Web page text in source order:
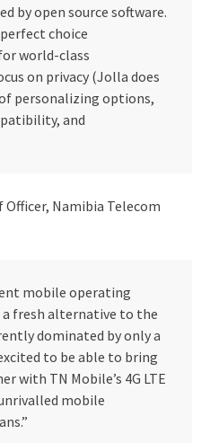
by open source software.
choice
world-class
on privacy (Jolla does
personalizing options,
and
Officer, Namibia Telecom
mobile operating
a fresh alternative to the
dominated by only a
to be able to bring
with TN Mobile’s 4G LTE
mobile